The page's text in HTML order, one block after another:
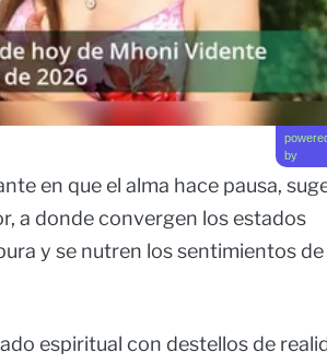
by
en que el alma hace pausa,
a donde convergen los estados
y se nutren los sentimientos
espiritual con destellos de